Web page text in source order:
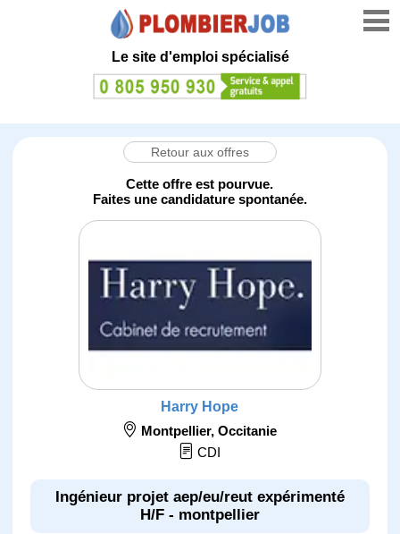
Le site d'emploi spécialisé
Retour aux offres
Cette offre est pourvue.
Faites une candidature spontanée.
Harry Hope
Montpellier,Occitanie
CDI
Ingénieur projet aep/eu/reut expérimenté
H/F - montpellier